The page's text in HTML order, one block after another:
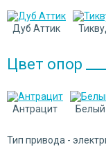
Дуб Аттик
Цвет опор
Антрацит Белый
Тип привода -